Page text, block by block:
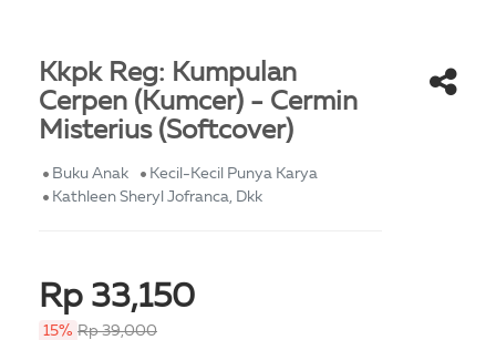
Kkpk Reg: Kumpulan
Cerpen (Kumcer) - Cermin
Misterius (Softcover)
Buku Anak
Kecil-Kecil Punya Karya
Kathleen Sheryl Jofranca, Dkk
Rp 33,150
15% Rp 39,000